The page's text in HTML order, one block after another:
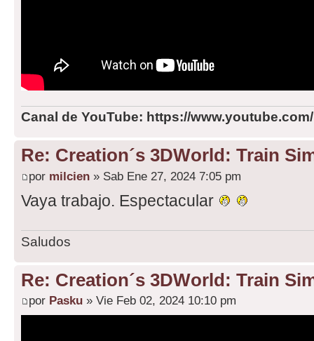
Canal de YouTube: https://
Re: Creation´s 3DWorld: Train
por milcien » Sab Ene 27, 2024 7:05 pm
Vaya trabajo. Espectacular
Saludos
Re: Creation´s 3DWorld: Train
por Pasku » Vie Feb 02, 2024 10:10 pm